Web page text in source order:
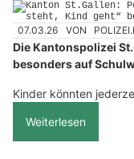
07.03.26 VON
Die Kantonspolizei
besonders auf
Kinder könnten
Weiterlesen